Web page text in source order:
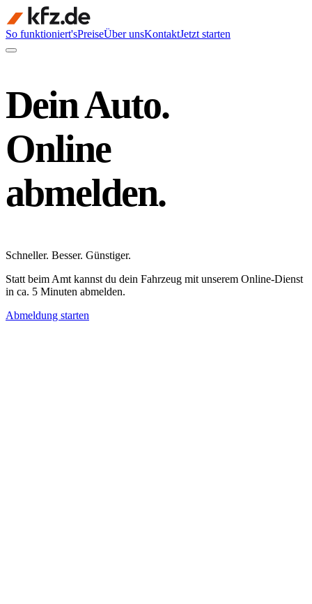
So funktioniert'sPreiseÜber unsKontaktJetzt starten
Dein Auto.
Online
abmelden.
Schneller. Besser. Günstiger.
Statt beim Amt kannst du dein Fahrzeug mit unserem Online-Dienst
in ca. 5 Minuten abmelden.
Abmeldung starten